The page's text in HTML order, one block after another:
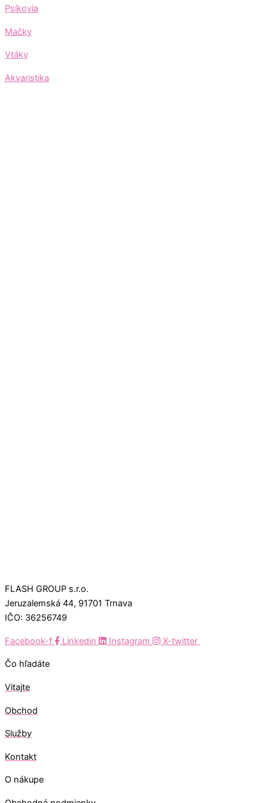
Psíkovia
Mačky
Vtáky
Akvaristika
FLASH GROUP s.r.o.
Jeruzalemská 44, 91701 Trnava
IČO: 36256749
Facebook-f Linkedin Instagram X-twitter
Čo hľadáte
Vitajte
Obchod
Služby
Kontakt
O nákupe